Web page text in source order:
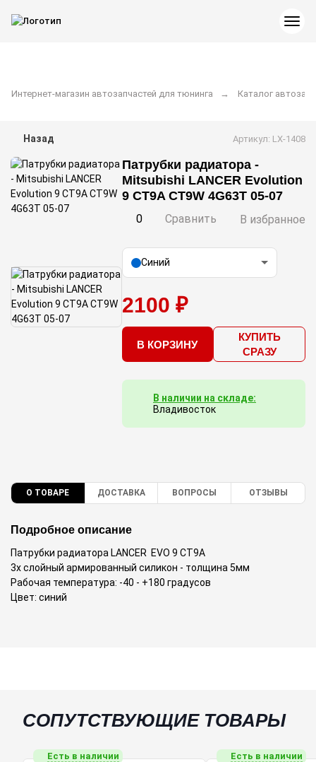
Интернет-магазин автозапчастей для тюнинга Каталог
Назад Артикул: LX-1408
Патрубки радиатора -
Mitsubishi LANCER Evolution
9 CT9A CT9W 4G63T 05-07
0 Сравнить В избранное
Синий
2100 ₽
В КОРЗИНУ
КУПИТЬ
СРАЗУ
В наличии на складе:
Владивосток
О ТОВАРЕ ДОСТАВКА ВОПРОСЫ ОТЗЫВЫ
Подробное описание
Патрубки радиатора LANCER EVO 9 CT9A
3х слойный армированный силикон - толщина 5мм
Рабочая температура: -40 - +180 градусов
Цвет: синий
СОПУТСТВУЮЩИЕ ТОВАРЫ
Есть в наличии Есть в наличии